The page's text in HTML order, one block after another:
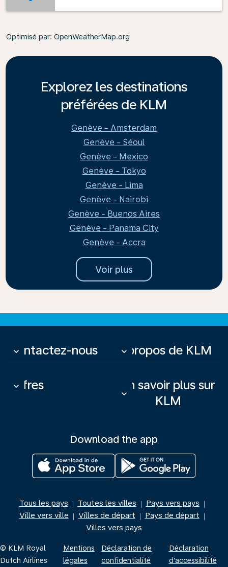
Optimisé par: OpenWeatherMap.org
Explorez les destinations
préférées de KLM
Genève - Amsterdam
Genève - Séoul
Genève - Mexico
Genève - Tokyo
Genève - Lima
Genève - Nairobi
Genève - Buenos Aires
Genève - Panama City
Genève - Accra
Voir plus
Contactez-nous
keyboard_arrow_down À propos de KLM
keyboard_arrow_down
Offres
keyboard_arrow_down
En savoir plus sur
KLM
keyboard_arrow_down
Download the app
Tous les pays | Toutes les villes | Pays vers pays |
Ville vers ville | Villes de départ | Pays de départ |
Villes vers pays
© KLM Royal
Dutch Airlines
Mentions
légales
Déclaration de
confidentialité
Déclaration
d’accessibilité